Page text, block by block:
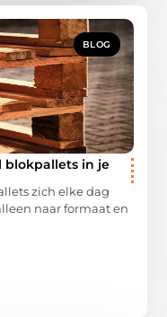
BLOG
blokpallets in je
zich elke dag
naar formaat en